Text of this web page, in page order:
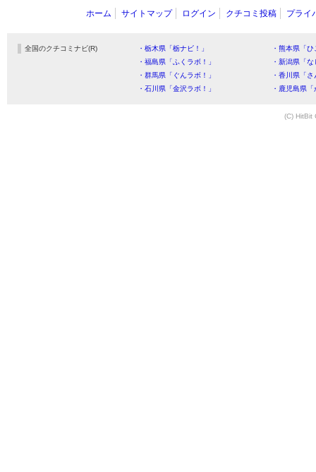
ホーム サイトマップ ログイン クチコミ投稿 プライ
全国のクチコミナビ(R) ・栃木県「栃ナビ！」
・熊本県「
・福島県「ふくラボ！」
・新潟県「
・群馬県「ぐんラボ！」
・香川県「
・石川県「金沢ラボ！」
・鹿児島県
(C) HitBit